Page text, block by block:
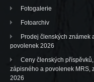
Fotogalerie
Fotoarchiv
Prodej členských známek
povolenek 2026
Ceny členských příspěvků,
zápisného a povolenek MRS,
2026